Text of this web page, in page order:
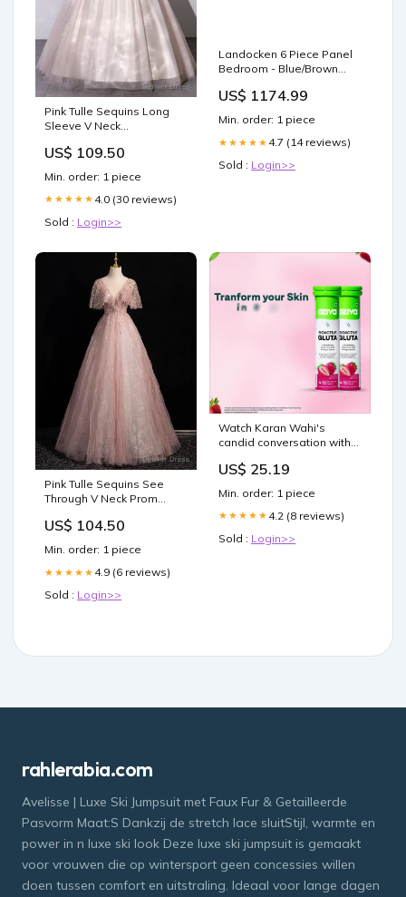
Pink Tulle Sequins Long
Sleeve V Neck
Size:US8
US$ 109.50
Min. order: 1 piece
★★★★★ 4.0 (30 reviews)
Sold : Login>>
Landocken 6 Piece Panel
Bedroom - Blue/Brown
US$ 1174.99
Min. order: 1 piece
★★★★★ 4.7 (14 reviews)
Sold : Login>>
Pink Tulle Sequins See
Through V Neck Prom
US$ 104.50
Min. order: 1 piece
★★★★★ 4.9 (6 reviews)
Sold : Login>>
Watch Karan Wahi's
candid conversation with
Gadani on Bioactive
✅Goodness of natural
ingredients, ✅Clean and
results , Elevate
US$ 25.19
Min. order: 1 piece
★★★★★ 4.2 (8 reviews)
Sold : Login>>
rahlerabia.com
Avelisse | Luxe Ski Jumpsuit met Faux Fur & Getailleerde
Pasvorm Maat:S Dankzij de stretch lace sluitStijl, warmte en
power in n luxe ski look Deze luxe ski jumpsuit is gemaakt
voor vrouwen die op wintersport geen concessies willen
doen tussen comfort en uitstraling. Ideaal voor lange dagen